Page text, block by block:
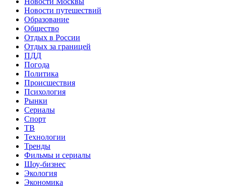
Новости путешествий
Образование
Общество
Отдых в России
Отдых за границей
ПДД
Погода
Политика
Происшествия
Психология
Рынки
Сериалы
Спорт
ТВ
Технологии
Тренды
Фильмы и сериалы
Шоу-бизнес
Экология
Экономика